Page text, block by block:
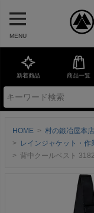
MENU
新着商品 商品一覧
HOME 村の鍛冶屋本店
レインジャケット・作
背中クールベスト 318283 ～ジャケットや